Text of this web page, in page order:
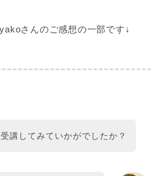
さんのご感想の一部です↓
講してみていかがでしたか？